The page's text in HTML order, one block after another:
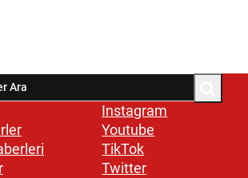
Instagram
Youtube
TikTok
Twitter